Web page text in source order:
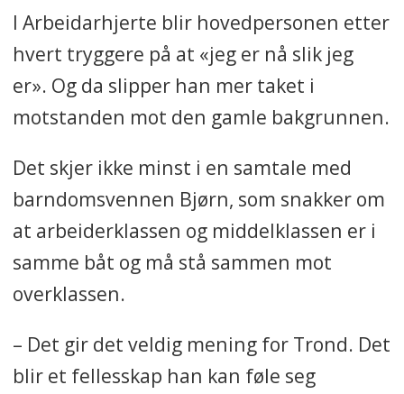
I Arbeidarhjerte blir hovedpersonen etter
hvert tryggere på at «jeg er nå slik jeg
er». Og da slipper han mer taket i
motstanden mot den gamle bakgrunnen.
Det skjer ikke minst i en samtale med
barndomsvennen Bjørn, som snakker om
at arbeiderklassen og middelklassen er i
samme båt og må stå sammen mot
overklassen.
– Det gir det veldig mening for Trond. Det
blir et fellesskap han kan føle seg